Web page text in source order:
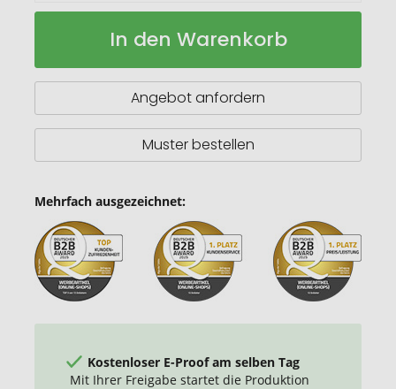
Haftnotizen
75
In den Warenkorb
Angebot anfordern
Muster bestellen
Mehrfach ausgezeichnet:
Kostenloser E-Proof am selben Tag
Mit Ihrer Freigabe startet die Produktion